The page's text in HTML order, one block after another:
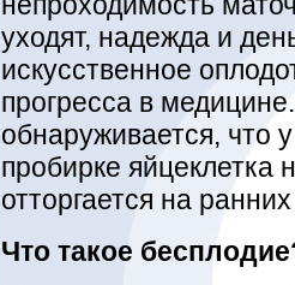
уходят, надежда и
искусственное
прогресса в
обнаруживается, что
пробирке яйцеклетка
отторгается на
Что такое